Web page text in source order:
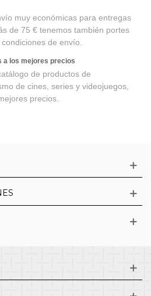
muy económicas para entregas
de 75 € tenemos también portes
de envío.
a los mejores precios
de productos de
de cines, series y videojuegos,
precios.